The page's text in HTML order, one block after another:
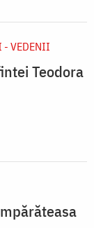
- VEDENII
Teodora